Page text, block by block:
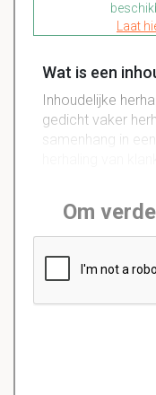
Laat
Wat is een
Inhoudelijke
gedicht vaker
samenhang in
Om